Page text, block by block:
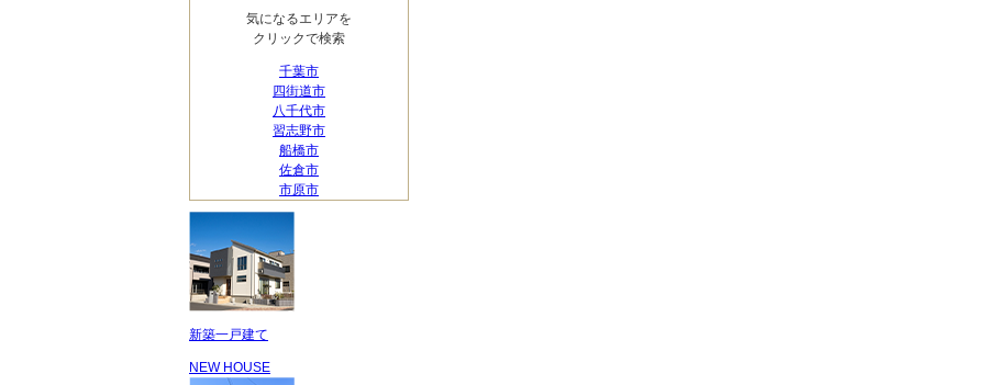
気になるエリアを
クリックで検索
千葉市
四街道市
八千代市
習志野市
船橋市
佐倉市
市原市
新築一戸建て
NEW HOUSE